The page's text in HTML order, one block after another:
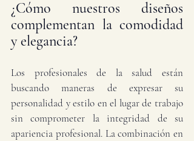
¿Cómo nuestros diseños
complementan la comodidad
y elegancia?
Los profesionales de la salud están
buscando maneras de expresar su
personalidad y estilo en el lugar de trabajo
sin comprometer la integridad de su
apariencia profesional. La combinación en